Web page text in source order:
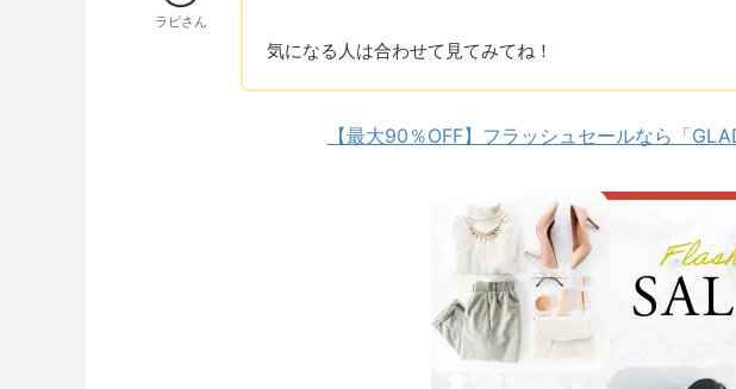
ラビさん
気になる人は合わせて見てみてね！
【最大90％OFF】フラッシュセールなら「